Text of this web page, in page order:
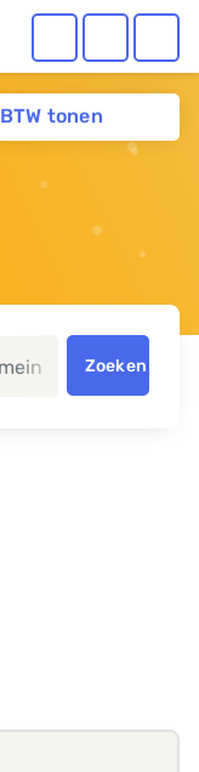
BTW tonen
ImageMagick
Zoeken